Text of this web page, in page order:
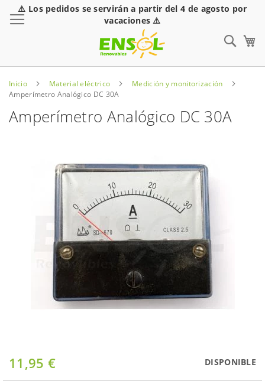
⚠️ Los pedidos se servirán a partir del 4 de agosto por
vacaciones ⚠️
Inicio Material eléctrico
Medición y monitorización
Amperímetro Analógico DC 30A
Amperímetro Analógico DC 30A
11,95 € DISPONIBLE
Saltar
al
comienzo